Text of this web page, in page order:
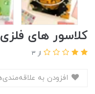
کلاسور های فلزی ۲۶ حلقه
از 3